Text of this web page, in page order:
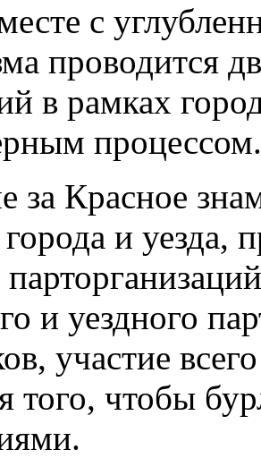
с
проводится
в рамках
процессом.
за Красное
и уезда,
и уездного
участие
того, чтобы